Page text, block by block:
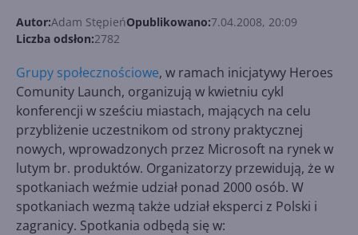
Autor:Adam StępieńOpublikowano:7.04.2008, 20:09
Liczba odsłon:2782
Grupy społecznościowe, w ramach inicjatywy Heroes
Comunity Launch, organizują w kwietniu cykl
konferencji w sześciu miastach, mających na celu
przybliżenie uczestnikom od strony praktycznej
nowych, wprowadzonych przez Microsoft na rynek w
lutym br. produktów. Organizatorzy przewidują, że w
spotkaniach weźmie udział ponad 2000 osób. W
spotkaniach wezmą także udział eksperci z Polski i
zagranicy. Spotkania odbędą się w: